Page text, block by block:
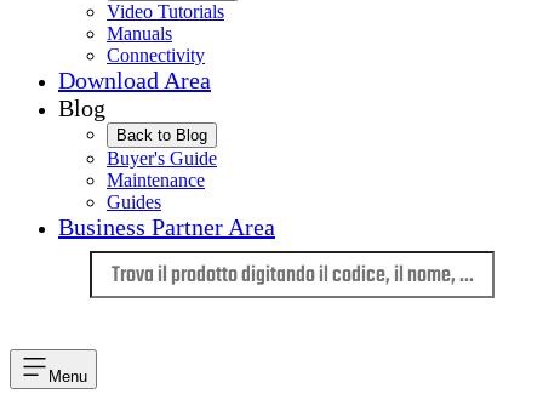
Video Tutorials
Manuals
Connectivity
Download Area
Blog
Back to Blog
Buyer's Guide
Maintenance
Guides
Business Partner Area
Menu